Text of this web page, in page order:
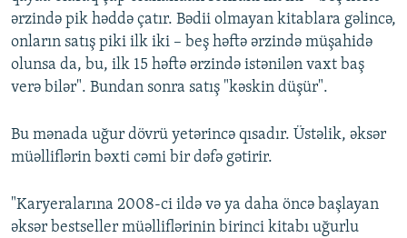
ərzində pik həddə çatır. Bədii olmayan kitablara gəlincə,
onların satış piki ilk iki – beş həftə ərzində müşahidə
olunsa da, bu, ilk 15 həftə ərzində istənilən vaxt baş
verə bilər". Bundan sonra satış "kəskin düşür".
Bu mənada uğur dövrü yetərincə qısadır. Üstəlik, əksər
müəlliflərin bəxti cəmi bir dəfə gətirir.
"Karyeralarına 2008-ci ildə və ya daha öncə başlayan
əksər bestseller müəlliflərinin birinci kitabı uğurlu